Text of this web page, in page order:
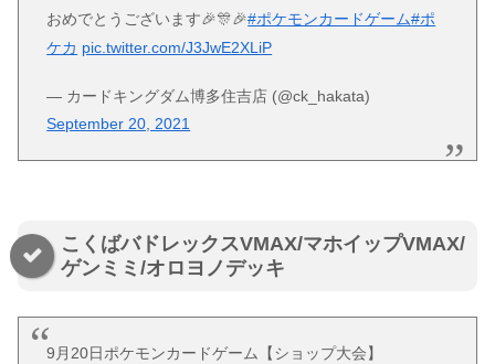
おめでとうございます🎉🎊🎉#ポケモンカードゲーム#ポ
ケカ pic.twitter.com/J3JwE2XLiP
— カードキングダム博多住吉店 (@ck_hakata)
September 20, 2021
こくばバドレックスVMAX/マホイップVMAX/
ゲンミミ/オロヨノデッキ
9月20日ポケモンカードゲーム【ショップ大会】